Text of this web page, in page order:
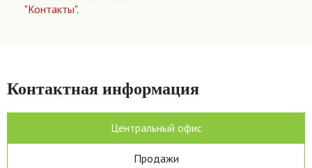
"Контакты".
Контактная информация
Центральный офис
Продажи